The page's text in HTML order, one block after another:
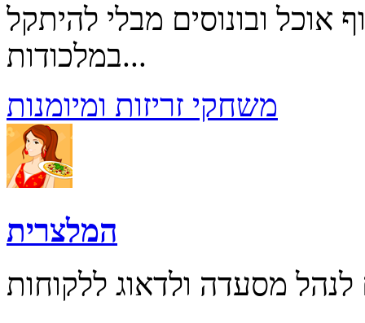
אוכל ובונוסים מבלי להיתקל
במלכודות...
משחקי זריזות ומיומנות
המלצרית